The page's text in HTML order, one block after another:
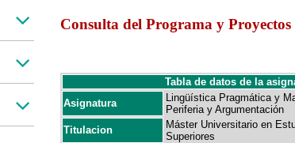
Consulta del Programa y
Tabla de datos de la
Asignatura
Lingüística Pragmática y
Periferia y Argumentación
Titulacion
Máster Universitario en
Superiores